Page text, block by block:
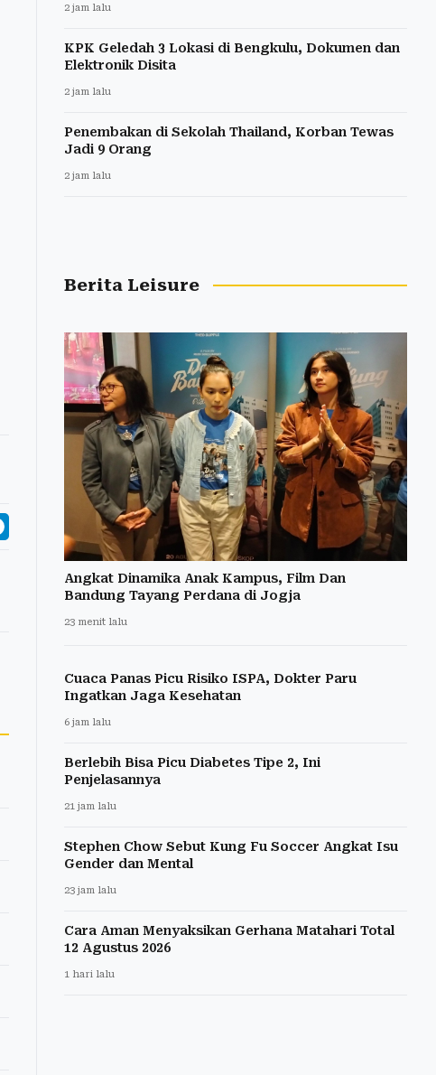
2 jam lalu
KPK Geledah 3 Lokasi di Bengkulu, Dokumen dan
Elektronik Disita
2 jam lalu
Penembakan di Sekolah Thailand, Korban Tewas
Jadi 9 Orang
2 jam lalu
Berita Leisure
Angkat Dinamika Anak Kampus, Film Dan
Bandung Tayang Perdana di Jogja
23 menit lalu
Cuaca Panas Picu Risiko ISPA, Dokter Paru
Ingatkan Jaga Kesehatan
6 jam lalu
Berlebih Bisa Picu Diabetes Tipe 2, Ini
Penjelasannya
21 jam lalu
Stephen Chow Sebut Kung Fu Soccer Angkat Isu
Gender dan Mental
23 jam lalu
Cara Aman Menyaksikan Gerhana Matahari Total
12 Agustus 2026
1 hari lalu